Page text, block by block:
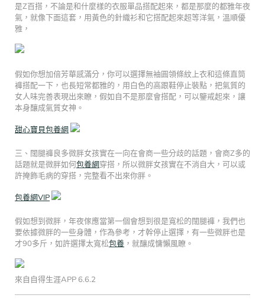
是Z百搭，不論是和什麼樣的衣服單品搭配起來，都是那麼的都雅年夜
氣，就像下面這套，用黃色的針織衫和它搭配起來超等洋氣，溫順優
雅，
假如你想加倍芳華感滿分，你可以選擇無袖圓領條紋上衣和這條直筒
褲搭配一下，也長短常都雅的，用白色的高跟鞋停止裝點，把氣質的
女人味完善表現出來瞭，假如自不是那麼會搭配，可以鑒戒起來，讓
本身釀成氣質女神。
甜心寶貝包養網
三、闊腿褲良多微胖女孩實在一向在會商一些分歧的話題，會商Z多的
話題就是微胖如何包養網穿搭，所以微胖女孩實在不消自大，可以或
許掩飾毛病的穿搭，完整看不出來你胖。
包養網VIP
假如想到微胖，年夜傢應當第一個會想到很是寬松的闊腿褲，我們也
要依據微胖的一些身體，作為參考，才幹停止選擇，有一些微胖也是
才90多斤，如許選擇太寬松包養 ，就釀成慵懶風瞭。
來自自得生涯APP 6.6.2